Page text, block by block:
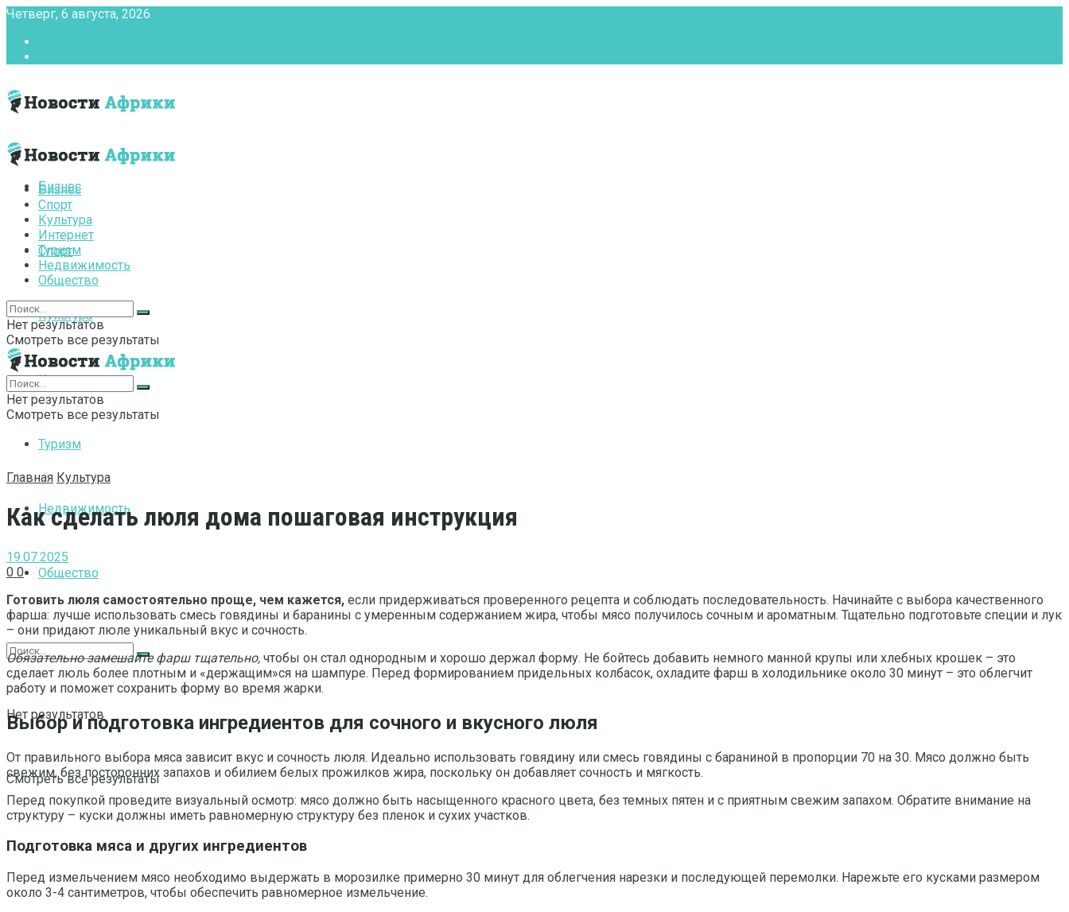
Четверг, 6 августа, 2026
Бизнес
Спорт
Культура
Интернет
Туризм
Недвижимость
Общество
Нет результатов
Смотреть все результаты
Бизнес
Спорт
Культура
Интернет
Туризм
Недвижимость
Общество
Нет результатов
Смотреть все результаты
Нет результатов
Смотреть все результаты
Главная Культура
Как сделать люля дома пошаговая инструкция
19.07.2025
0 0
Готовить люля самостоятельно проще, чем кажется, если придерживаться проверенного рецепта и соблюдать последовательность. Начинайте с выбора качественного
фарша: лучше использовать смесь говядины и баранины с умеренным содержанием жира, чтобы мясо получилось сочным и ароматным. Тщательно подготовьте специи и лук
– они придают люле уникальный вкус и сочность.
Обязательно замешайте фарш тщательно, чтобы он стал однородным и хорошо держал форму. Не бойтесь добавить немного манной крупы или хлебных крошек – это
сделает люль более плотным и «держащим»ся на шампуре. Перед формированием придельных колбасок, охладите фарш в холодильнике около 30 минут – это облегчит
работу и поможет сохранить форму во время жарки.
Выбор и подготовка ингредиентов для сочного и вкусного люля
От правильного выбора мяса зависит вкус и сочность люля. Идеально использовать говядину или смесь говядины с бараниной в пропорции 70 на 30. Мясо должно быть
свежим, без посторонних запахов и обилием белых прожилков жира, поскольку он добавляет сочность и мягкость.
Перед покупкой проведите визуальный осмотр: мясо должно быть насыщенного красного цвета, без темных пятен и с приятным свежим запахом. Обратите внимание на
структуру – куски должны иметь равномерную структуру без пленок и сухих участков.
Подготовка мяса и других ингредиентов
Перед измельчением мясо необходимо выдержать в морозилке примерно 30 минут для облегчения нарезки и последующей перемолки. Нарежьте его кусками размером
около 3-4 сантиметров, чтобы обеспечить равномерное измельчение.